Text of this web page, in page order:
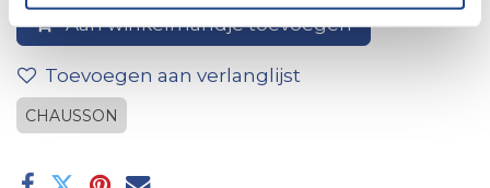
Aan winkelmandje toevoegen
Toevoegen aan verlanglijst
CHAUSSON